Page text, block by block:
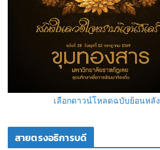
เลือกดาวน์โหลดฉบับย้อนหลัง
สายตรงอธิการบดี